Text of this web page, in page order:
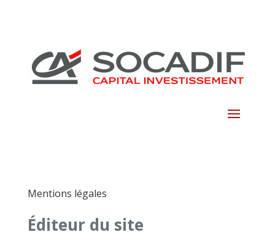
Mentions légales
Éditeur du site